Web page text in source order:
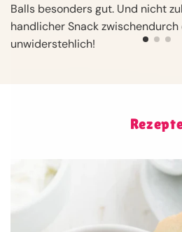
Balls besonders gut. Und nicht
handlicher Snack
unwiderstehlich!
Gesundes Schokomousse